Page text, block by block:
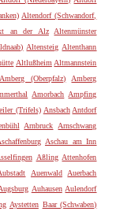
Altendorf (Schwandorf,
an der Alz
Altenmünster
Altensteig Altenthann
Altlußheim Altmannstein
Amberg (Oberpfalz)
Amberg
Amorbach Ampfing
(Trifels) Ansbach Antdorf
Arnbruck
Arnschwang
Aschau am Inn
Aßling Attenhofen
Auenwald
Auerbach
Auhausen Aulendorf
Aystetten Baar (Schwaben)